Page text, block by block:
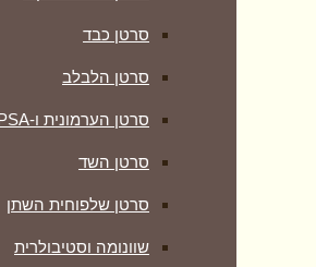
סרטן כבד
סרטן הלבלב
סרטן הערמונית ו-PSA גבוה
סרטן השד
סרטן שלפוחית השתן
שוונומה וסטיבולרית